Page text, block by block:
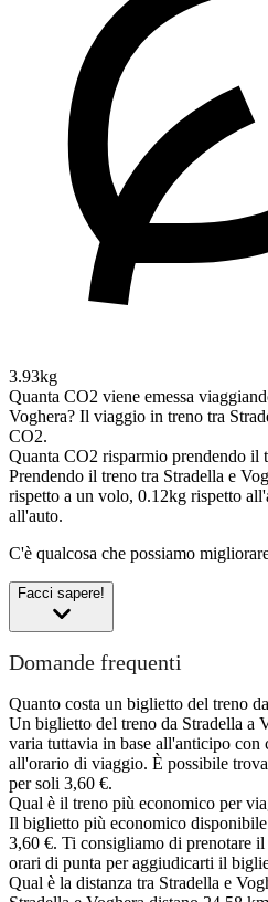
3.93kg
Quanta CO2 viene emessa
Voghera? Il viaggio in treno tra
CO2.
Quanta CO2 risparmio prendendo il
Prendendo il treno tra Stradella e
rispetto a un volo, 0.12kg rispetto
all'auto.
C'è qualcosa che possiamo
Facci sapere!
Domande frequenti
Quanto costa un biglietto del treno
Un biglietto del treno da Stradella a
varia tuttavia in base all'anticipo
all'orario di viaggio. È possibile
per soli 3,60 €.
Qual è il treno più economico per
Il biglietto più economico disponibile
3,60 €. Ti consigliamo di prenotare
orari di punta per aggiudicarti il
Qual è la distanza tra Stradella e